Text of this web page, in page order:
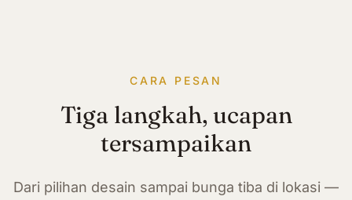
CARA PESAN
Tiga langkah, ucapan
tersampaikan
Dari pilihan desain sampai bunga tiba di lokasi —